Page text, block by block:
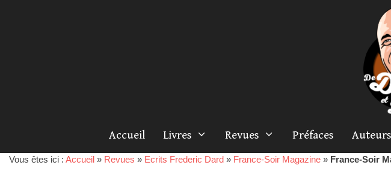
Accueil Livres Revues Préfaces Auteurs
Vous êtes ici : Accueil » Revues » Ecrits Frederic Dard » France-Soir Magazine » France-Soir